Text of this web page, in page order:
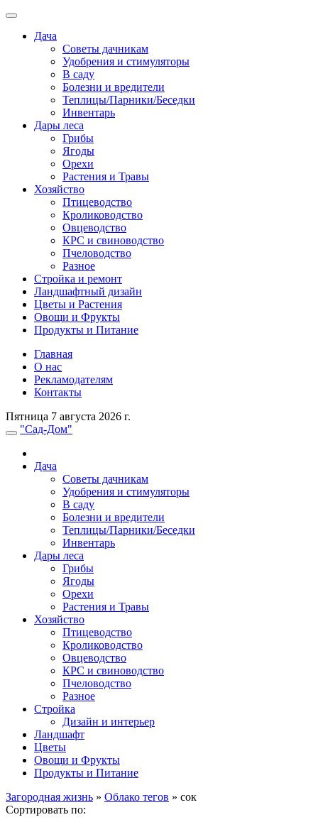
Дача
Советы дачникам
Удобрения и стимуляторы
В саду
Болезни и вредители
Теплицы/Парники/Беседки
Инвентарь
Дары леса
Грибы
Ягоды
Орехи
Растения и Травы
Хозяйство
Птицеводство
Кролиководство
Овцеводство
КРС и свиноводство
Пчеловодство
Разное
Стройка и ремонт
Ландшафтный дизайн
Цветы и Растения
Овощи и Фрукты
Продукты и Питание
Главная
О нас
Рекламодателям
Контакты
Пятница 7 августа 2026 г.
"Сад-Дом"
Дача
Советы дачникам
Удобрения и стимуляторы
В саду
Болезни и вредители
Теплицы/Парники/Беседки
Инвентарь
Дары леса
Грибы
Ягоды
Орехи
Растения и Травы
Хозяйство
Птицеводство
Кролиководство
Овцеводство
КРС и свиноводство
Пчеловодство
Разное
Стройка
Дизайн и интерьер
Ландшафт
Цветы
Овощи и Фрукты
Продукты и Питание
Загородная жизнь » Облако тегов » сок
Сортировать по: